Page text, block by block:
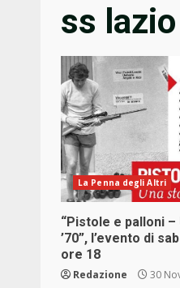
ss lazio
La Penna degli Altri
“Pistole e palloni
’70”, l’evento di
ore 18
Redazione 30